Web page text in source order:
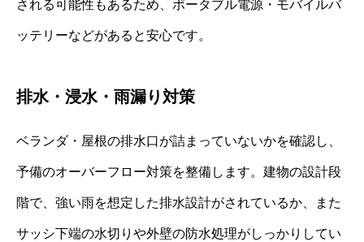
される可能性もあるため、ポータブル電源・モバイルバ
ッテリーなどがあると安心です。
排水・浸水・雨漏り対策
ベランダ・屋根の排水口が詰まっていないかを確認し、
予備のオーバーフロー対策を整備します。建物の設計段
階で、強い雨を想定した排水設計がされているか、また
サッシ下端の水切りや外壁の防水処理がしっかりしてい